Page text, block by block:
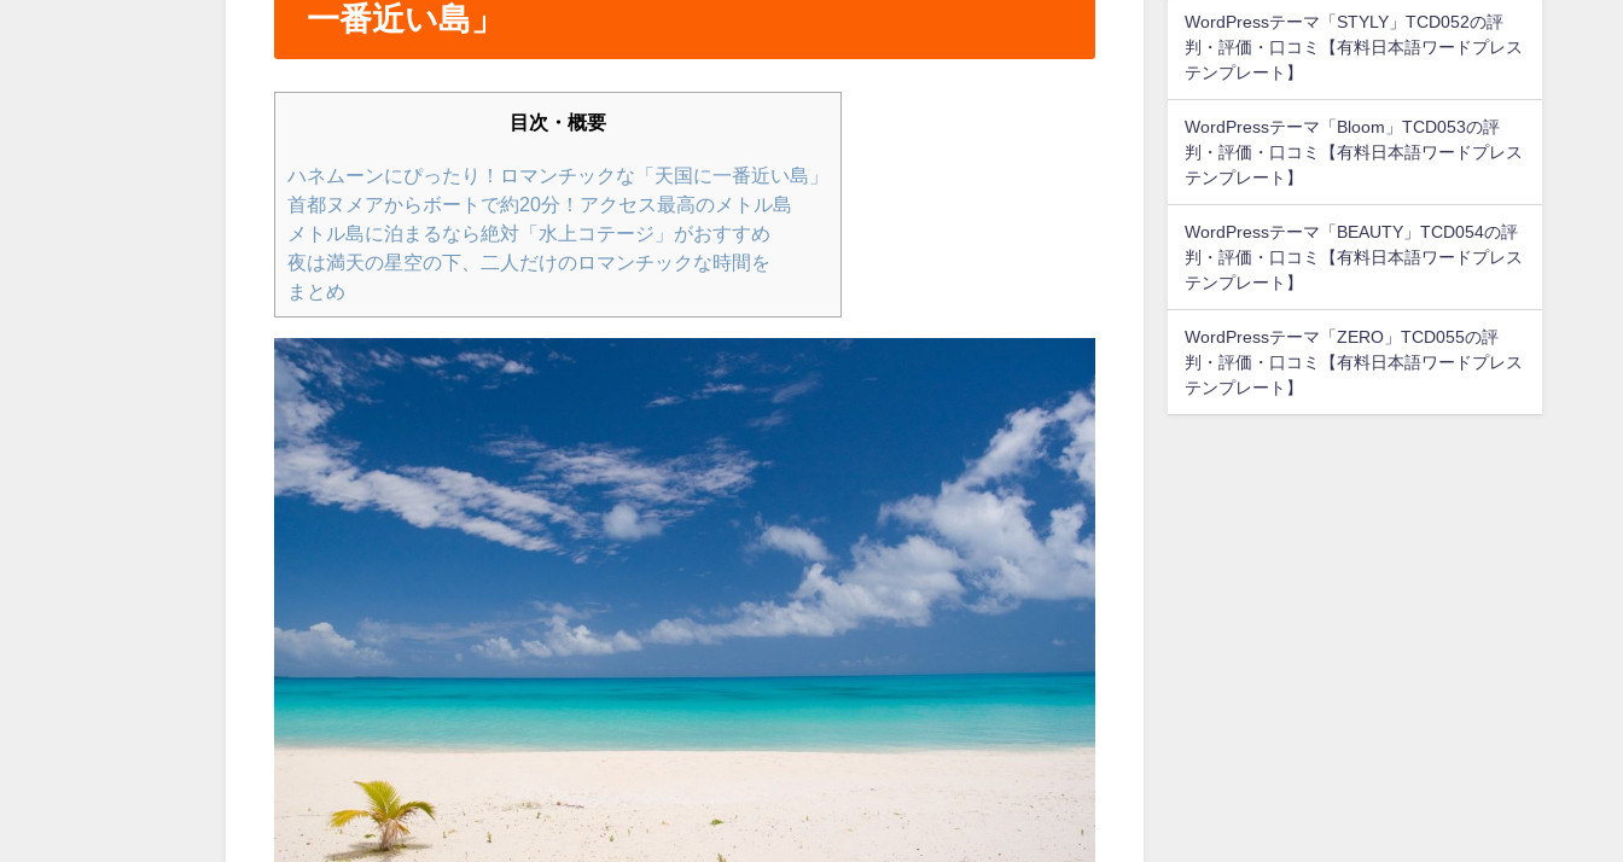
一番近い島」
目次・概要
ハネムーンにぴったり！ロマンチックな「天国に一番近い島」
首都ヌメアからボートで約20分！アクセス最高のメトル島
メトル島に泊まるなら絶対「水上コテージ」がおすすめ
夜は満天の星空の下、二人だけのロマンチックな時間を
まとめ
WordPressテーマ「STYLY」TCD052の評
判・評価・口コミ【有料日本語ワードプレス
テンプレート】
WordPressテーマ「Bloom」TCD053の評
判・評価・口コミ【有料日本語ワードプレス
テンプレート】
WordPressテーマ「BEAUTY」TCD054の評
判・評価・口コミ【有料日本語ワードプレス
テンプレート】
WordPressテーマ「ZERO」TCD055の評
判・評価・口コミ【有料日本語ワードプレス
テンプレート】